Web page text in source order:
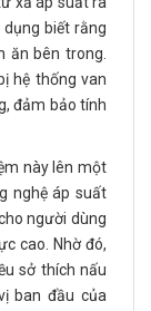
biết rằng
ăn bên trong.
hệ thống van
đảm bảo tính
này lên một
nghệ áp suất
người dùng
cao. Nhờ đó,
sở thích nấu
ban đầu của